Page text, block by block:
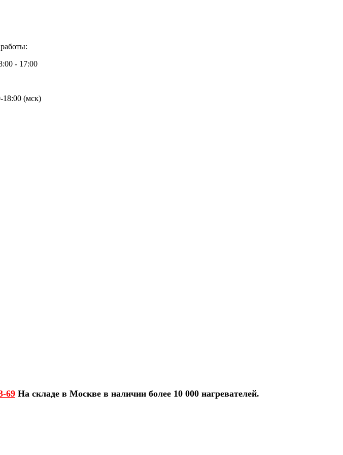
- 17:00
18:00 (мск)
69 На складе в Москве в наличии более 10 000 нагревателей.